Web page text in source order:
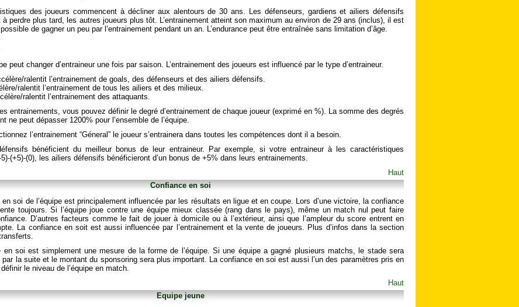
des joueurs commencent à décliner aux alentours de 30 ans. Les défenseurs, gardiens et ailiers défensifs
à perdre plus tard, les autres joueurs plus tôt. L’entrainement atteint son maximum au environ de 29 ans (inclus), il est
de gagner un peu par l’entrainement pendant un an. L’endurance peut être entraînée sans limitation d’âge.
peut changer d’entraineur une fois par saison. L’entrainement des joueurs est influencé par le type d’entraineur.
ralentit l’entrainement de goals, des défenseurs et des ailiers défensifs.
ralentit l’entrainement de tous les ailiers et des milieux.
ralentit l’entrainement des attaquants.
entrainements, vous pouvez définir le degré d’entrainement de chaque joueur (exprimé en %). La somme des degrés
ne peut dépasser 1200% pour l’ensemble de l’équipe.
l’entrainement “Géneral” le joueur s’entrainera dans toutes les compétences dont il a besoin.
bénéficient du meilleur bonus de leur entraineur. Par exemple, si votre entraineur à les caractéristiques
(+5)-(0), les ailiers défensifs bénéficieront d’un bonus de +5% dans leurs entrainements.
Haut
Confiance en soi
en soi de l’équipe est principalement influencée par les résultats en ligue et en coupe. Lors d’une victoire, la confiance
toujours. Si l’équipe joue contre une équipe mieux classée (rang dans le pays), même un match nul peut faire
D’autres facteurs comme le fait de jouer à domicile ou à l’extérieur, ainsi que l’ampleur du score entrent en
La confiance en soit est aussi influencée par l’entrainement et la vente de joueurs. Plus d’infos dans la section
en soi est simplement une mesure de la forme de l’équipe. Si une équipe a gagné plusieurs matchs, le stade sera
par la suite et le montant du sponsoring sera plus important. La confiance en soi est aussi l’un des paramètres pris en
le niveau de l’équipe en match.
Haut
Equipe jeune